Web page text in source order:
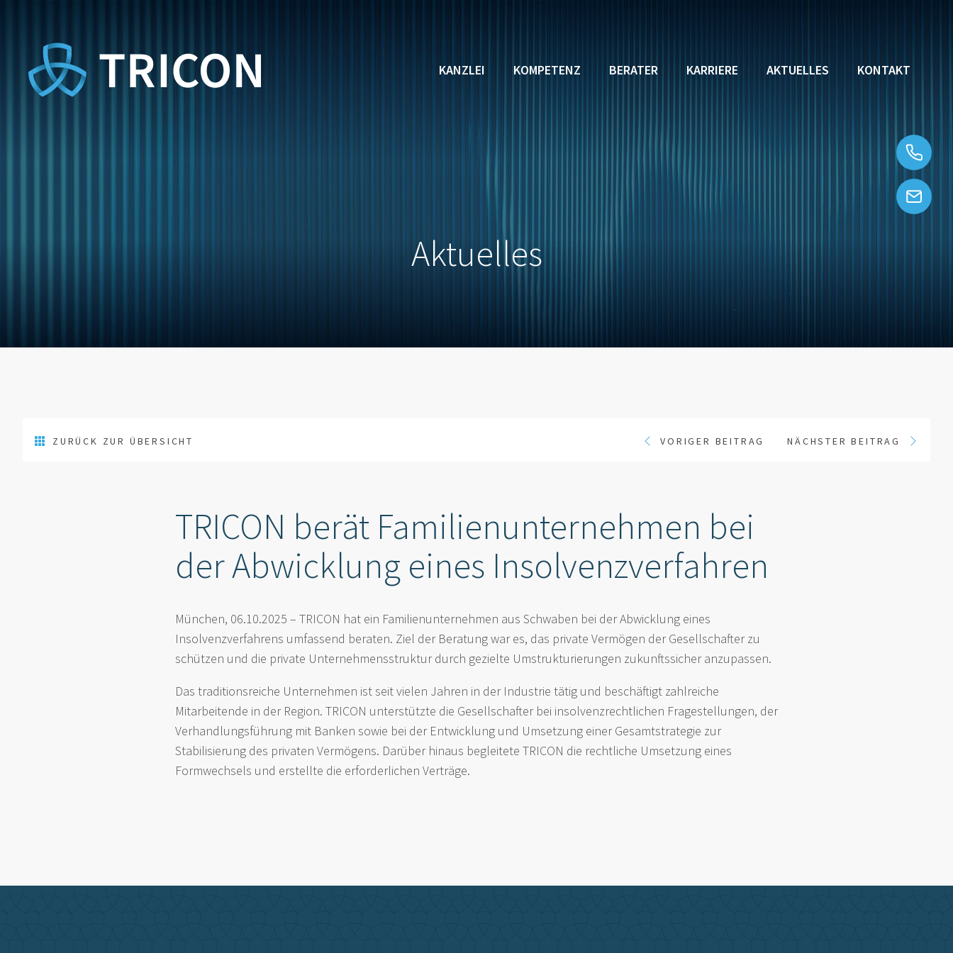
KANZLEI KOMPETENZ BERATER KARRIERE AKTUELLES KONTAKT
Aktuelles
ZURÜCK ZUR ÜBERSICHT VORIGER BEITRAG NÄCHSTER BEITRAG
TRICON berät Familienunternehmen bei
der Abwicklung eines Insolvenzverfahren
München, 06.10.2025 – TRICON hat ein Familienunternehmen aus Schwaben bei der Abwicklung eines
Insolvenzverfahrens umfassend beraten. Ziel der Beratung war es, das private Vermögen der Gesellschafter zu
schützen und die private Unternehmensstruktur durch gezielte Umstrukturierungen zukunftssicher anzupassen.
Das traditionsreiche Unternehmen ist seit vielen Jahren in der Industrie tätig und beschäftigt zahlreiche
Mitarbeitende in der Region. TRICON unterstützte die Gesellschafter bei insolvenzrechtlichen Fragestellungen, der
Verhandlungsführung mit Banken sowie bei der Entwicklung und Umsetzung einer Gesamtstrategie zur
Stabilisierung des privaten Vermögens. Darüber hinaus begleitete TRICON die rechtliche Umsetzung eines
Formwechsels und erstellte die erforderlichen Verträge.